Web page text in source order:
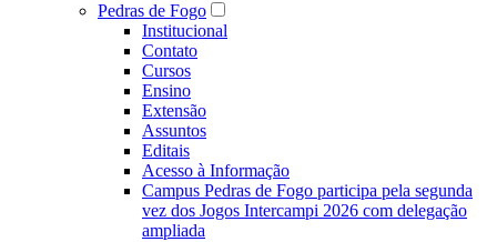
Pedras de Fogo
Institucional
Contato
Cursos
Ensino
Extensão
Assuntos
Editais
Acesso à Informação
Campus Pedras de Fogo participa pela segunda
vez dos Jogos Intercampi 2026 com delegação
ampliada